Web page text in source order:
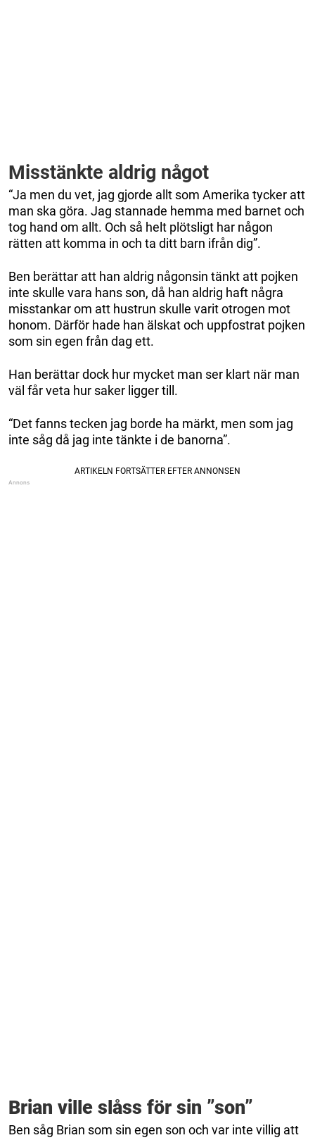
Misstänkte aldrig något
“Ja men du vet, jag gjorde allt som Amerika tycker att
man ska göra. Jag stannade hemma med barnet och
tog hand om allt. Och så helt plötsligt har någon
rätten att komma in och ta ditt barn ifrån dig”.
Ben berättar att han aldrig någonsin tänkt att pojken
inte skulle vara hans son, då han aldrig haft några
misstankar om att hustrun skulle varit otrogen mot
honom. Därför hade han älskat och uppfostrat pojken
som sin egen från dag ett.
Han berättar dock hur mycket man ser klart när man
väl får veta hur saker ligger till.
“Det fanns tecken jag borde ha märkt, men som jag
inte såg då jag inte tänkte i de banorna”.
Brian ville slåss för sin ”son”
Ben såg Brian som sin egen son och var inte villig att